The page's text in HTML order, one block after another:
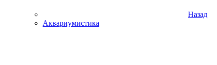
Назад
Аквариумистика